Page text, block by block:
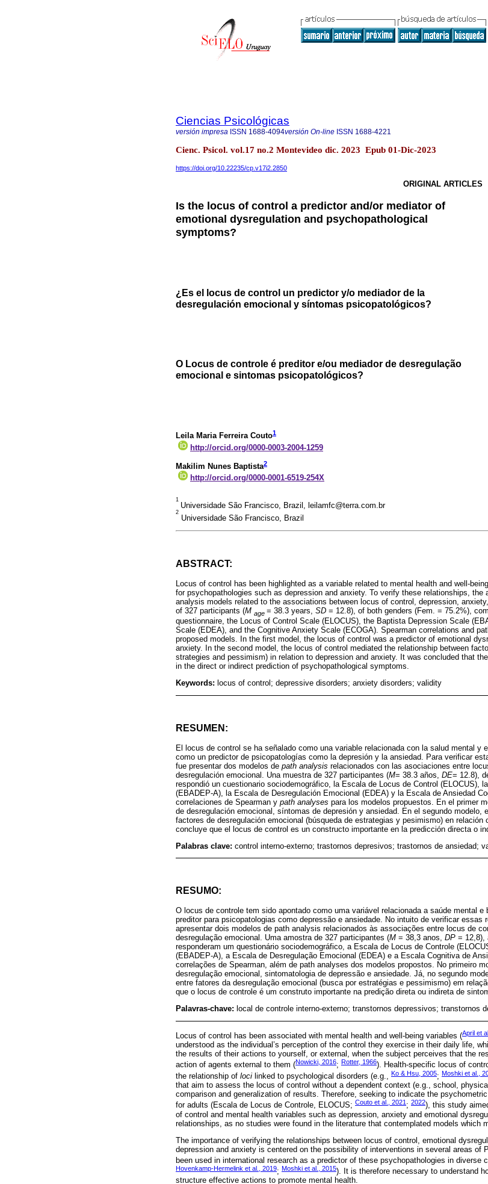
Ciencias Psicológicas
versión impresa ISSN 1688-4094versión On-line ISSN 1688-4221
Cienc. Psicol. vol.17 no.2 Montevideo dic. 2023 Epub 01-Dic-2023
https://doi.org/10.22235/cp.v17i2.2850
ORIGINAL ARTICLES
Is the locus of control a predictor and/or mediator of
emotional dysregulation and psychopathological
symptoms?
¿Es el locus de control un predictor y/o mediador de la
desregulación emocional y síntomas psicopatológicos?
O Locus de controle é preditor e/ou mediador de desregulação
emocional e sintomas psicopatológicos?
Leila Maria Ferreira Couto1
http://orcid.org/0000-0003-2004-1259
Makilim Nunes Baptista2
http://orcid.org/0000-0001-6519-254X
1
Universidade São Francisco, Brazil, leilamfc@terra.com.br
2
Universidade São Francisco, Brazil
ABSTRACT:
Locus of control has been highlighted as a variable related to mental health and well-
for psychopathologies such as depression and anxiety. To verify these relationships,
analysis models related to the associations between locus of control, depression,
of 327 participants (M age = 38.3 years, SD = 12.8), of both genders (Fem. = 75.2%),
questionnaire, the Locus of Control Scale (ELOCUS), the Baptista Depression Scale
Scale (EDEA), and the Cognitive Anxiety Scale (ECOGA). Spearman correlations and
proposed models. In the first model, the locus of control was a predictor of emotional
anxiety. In the second model, the locus of control mediated the relationship between
strategies and pessimism) in relation to depression and anxiety. It was concluded that
in the direct or indirect prediction of psychopathological symptoms.
Keywords: locus of control; depressive disorders; anxiety disorders; validity
RESUMEN:
El locus de control se ha señalado como una variable relacionada con la salud mental y
como un predictor de psicopatologías como la depresión y la ansiedad. Para verificar
fue presentar dos modelos de path analysis relacionados con las asociaciones entre
desregulación emocional. Una muestra de 327 participantes (M= 38.3 años, DE= 12.8),
respondió un cuestionario sociodemográfico, la Escala de Locus de Control (ELOCUS),
(EBADEP-A), la Escala de Desregulación Emocional (EDEA) y la Escala de Ansiedad
correlaciones de Spearman y path analyses para los modelos propuestos. En el primer
de desregulación emocional, síntomas de depresión y ansiedad. En el segundo modelo,
factores de desregulación emocional (búsqueda de estrategias y pesimismo) en relación
concluye que el locus de control es un constructo importante en la predicción directa o
Palabras clave: control interno-externo; trastornos depresivos; trastornos de ansiedad;
RESUMO:
O locus de controle tem sido apontado como uma variável relacionada a saúde mental
preditor para psicopatologias como depressão e ansiedade. No intuito de verificar essas
apresentar dois modelos de path analysis relacionados às associações entre locus de
desregulação emocional. Uma amostra de 327 participantes (M = 38,3 anos, DP = 12,8),
responderam um questionário sociodemográfico, a Escala de Locus de Controle
(EBADEP-A), a Escala de Desregulação Emocional (EDEA) e a Escala Cognitiva de
correlações de Spearman, além de path analyses dos modelos propostos. No primeiro
desregulação emocional, sintomatologia de depressão e ansiedade. Já, no segundo
entre fatores da desregulação emocional (busca por estratégias e pessimismo) em
que o locus de controle é um construto importante na predição direta ou indireta de
Palavras-chave: local de controle interno-externo; transtornos depressivos; transtornos
Locus of control has been associated with mental health and well-being variables (April et
understood as the individual’s perception of the control they exercise in their daily life,
the results of their actions to yourself, or external, when the subject perceives that the
action of agents external to them (Nowicki, 2016; Rotter, 1966). Health-specific locus of
the relationship of loci linked to psychological disorders (e.g., Ko & Hsu, 2005; Moshki et al.,
that aim to assess the locus of control without a dependent context (e.g., school,
comparison and generalization of results. Therefore, seeking to indicate the
for adults (Escala de Locus de Controle, ELOCUS; Couto et al., 2021 ; 2022), this study
of control and mental health variables such as depression, anxiety and emotional
relationships, as no studies were found in the literature that contemplated models which
The importance of verifying the relationships between locus of control, emotional
depression and anxiety is centered on the possibility of interventions in several areas of
been used in international research as a predictor of these psychopathologies in diverse
Hovenkamp-Hermelink et al., 2019; Moshki et al., 2015). It is therefore necessary to understand
structure effective actions to promote mental health.